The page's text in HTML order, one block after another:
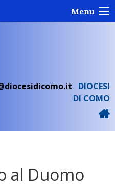
Menu
DIOCESI
DI COMO
al Duomo